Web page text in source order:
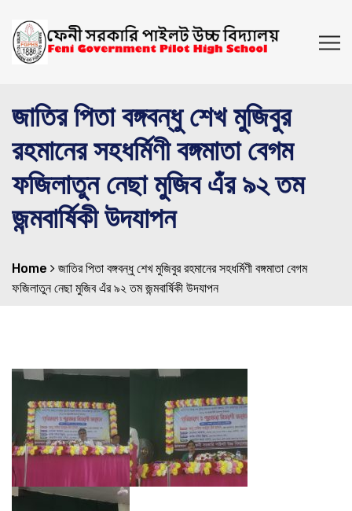
জাতির পিতা বঙ্গবন্ধু শেখ মুজিবুর
রহমানের সহধর্মিণী বঙ্গমাতা বেগম
ফজিলাতুন নেছা মুজিব এঁর ৯২ তম
জন্মবার্ষিকী উদযাপন
Home
জাতির পিতা বঙ্গবন্ধু শেখ মুজিবুর রহমানের সহধর্মিণী বঙ্গমাতা বেগম
ফজিলাতুন নেছা মুজিব এঁর ৯২ তম জন্মবার্ষিকী উদযাপন